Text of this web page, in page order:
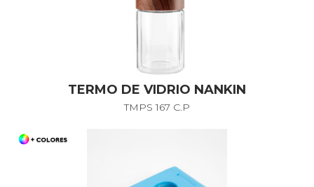
TERMO DE VIDRIO NANKIN
TMPS 167 C.P